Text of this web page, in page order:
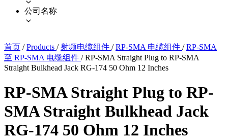
公司名称
首页 / Products / 射频电缆组件 / RP-SMA 电缆组件 / RP-SMA
至 RP-SMA 电缆组件 / RP-SMA Straight Plug to RP-SMA
Straight Bulkhead Jack RG-174 50 Ohm 12 Inches
RP-SMA Straight Plug to RP-
SMA Straight Bulkhead Jack
RG-174 50 Ohm 12 Inches